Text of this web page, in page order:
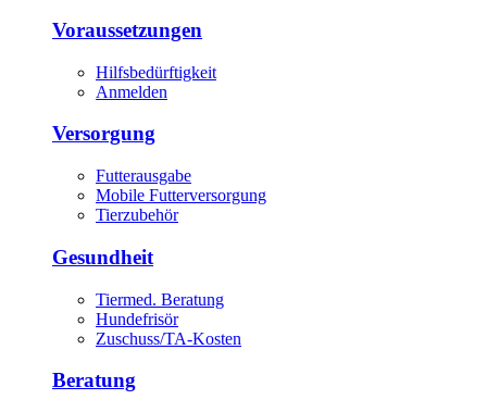
Voraussetzungen
Hilfsbedürftigkeit
Anmelden
Versorgung
Futterausgabe
Mobile Futterversorgung
Tierzubehör
Gesundheit
Tiermed. Beratung
Hundefrisör
Zuschuss/TA-Kosten
Beratung